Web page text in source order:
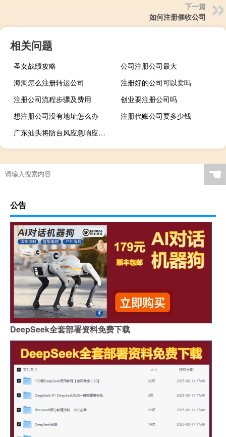
下一篇
如何注册催收公司
相关问题
圣女战绩攻略
公司注册公司最大
海淘怎么注册转运公司
注册好的公司可以卖吗
注册公司流程步骤及费用
创业要注册公司吗
想注册公司没有地址怎么办
注册代账公司要多少钱
广东汕头将防台风应急响应提升到Ⅱ级
☚
公告
DeepSeek全套部署资料免费下载